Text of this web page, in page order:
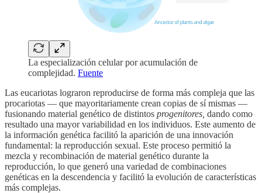
La especialización celular por acumulación de
complejidad. Fuente
Las eucariotas lograron reproducirse de forma más compleja que las
procariotas — que mayoritariamente crean copias de sí mismas —
fusionando material genético de distintos progenitores, dando como
resultado una mayor variabilidad en los individuos. Este aumento de
la información genética facilitó la aparición de una innovación
fundamental: la reproducción sexual. Este proceso permitió la
mezcla y recombinación de material genético durante la
reproducción, lo que generó una variedad de combinaciones
genéticas en la descendencia y facilitó la evolución de características
más complejas.